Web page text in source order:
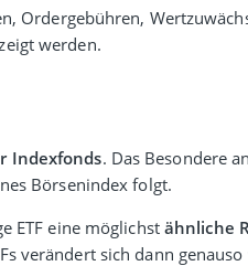
Order­gebühren,
werden.
Indexfonds. Das Besondere
Börsen­index folgt.
ETF eine möglichst ähn­liche
verändert sich dann